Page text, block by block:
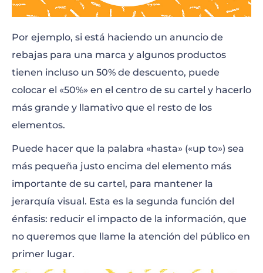
Por ejemplo, si está haciendo un anuncio de
rebajas para una marca y algunos productos
tienen incluso un 50% de descuento, puede
colocar el «50%» en el centro de su cartel y hacerlo
más grande y llamativo que el resto de los
elementos.
Puede hacer que la palabra «hasta» («up to») sea
más pequeña justo encima del elemento más
importante de su cartel, para mantener la
jerarquía visual. Esta es la segunda función del
énfasis: reducir el impacto de la información, que
no queremos que llame la atención del público en
primer lugar.